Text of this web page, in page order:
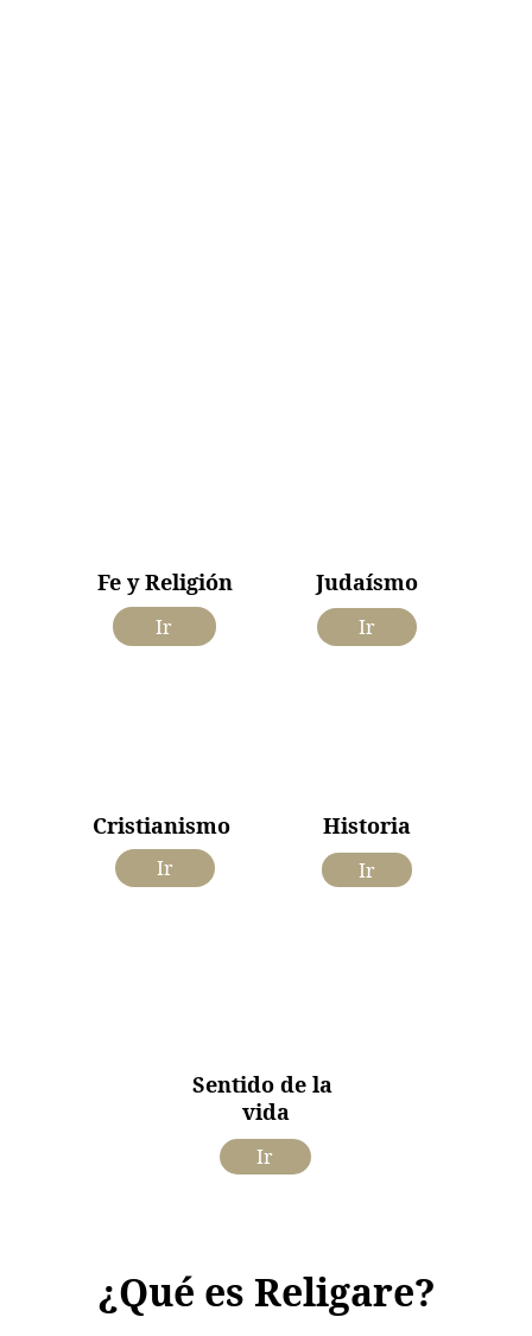
Fe y Religión Judaísmo
Cristianismo Historia
Sentido de la
vida
Ir Ir
Ir Ir
Ir
¿Qué es Religare?